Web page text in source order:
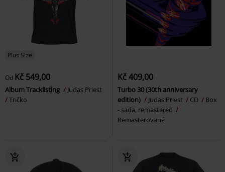
Plus Size
Od Kč 549,00
Album Tracklisting
Judas Priest
Tričko
Kč 409,00
Turbo 30 (30th anniversary
edition)
Judas Priest CD
Box
- sada, remastered
Remasterované